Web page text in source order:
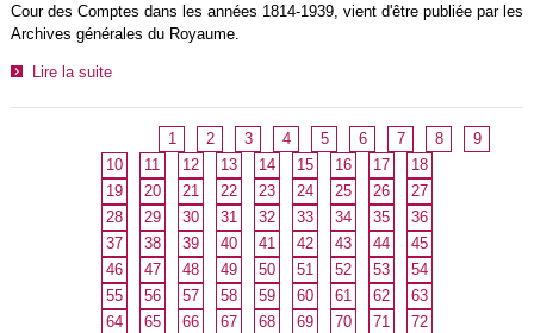
Cour des Comptes dans les années 1814-1939, vient d'être publiée par les
Archives générales du Royaume.
Lire la suite
1 2 3 4 5 6 7 8
9
10
11 12 13 14 15 16 17
18
19
20 21 22 23 24 25 26
27
28
29 30 31 32 33 34 35
36
37
38 39 40 41 42 43 44
45
46
47 48 49 50 51 52 53
54
55
56 57 58 59 60 61 62
63
64
65 66 67 68 69 70 71
72